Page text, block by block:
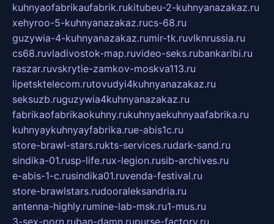
kuhnyaofabrikaufabrik.rukitubeu-2-kuhnyanazakaz.ru
xehyroo-5-kuhnyanazakaz.rucs-68.ru
guzywia-4-kuhnyanazakaz.rumir-tk.ruvlknrussia.ru
cs68.ruvladivostok-map.ruvideo-seks.rubankaribi.ru
raszar.ruvskrytie-zamkov-moskva113.ru
lipetsktelecom.rutovudyi4kuhnyanazakaz.ru
seksuzb.ruguzywia4kuhnyanazakaz.ru
fabrikaofabrikaokuhny.rukuhnyaekuhnyaafabrika.ru
kuhnyaykuhnyayfabrika.rue-abis1c.ru
store-brawl-stars.rukts-services.rudark-sand.ru
sindika-01.rusp-life.rux-legion.rusib-archives.ru
e-abis-1-c.rusindika01.ruvenda-festival.ru
store-brawlstars.rudooraleksandria.ru
antenna-highly.rumine-lab-msk.ru1-mus.ru
3-sex-porn.ruban-damn.rupurse-factory.ru